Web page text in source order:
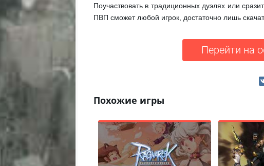
Поучаствовать в традиционных дуэлях или
ПВП сможет любой игрок, достаточно лишь
Перейти на
Похожие игры